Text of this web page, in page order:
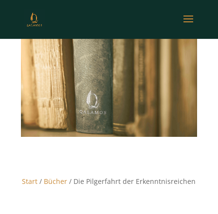
Start/ Bücher/ Die Pilgerfahrt der Erkenntnisreichen